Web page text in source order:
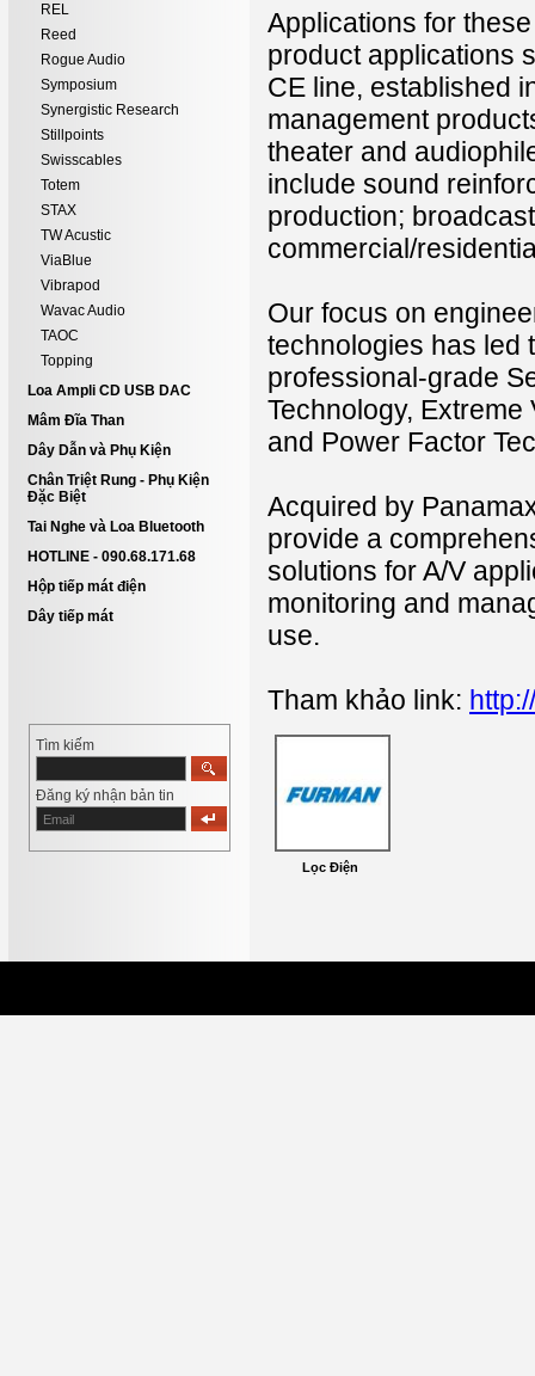
REL
Reed
Rogue Audio
Symposium
Synergistic Research
Stillpoints
Swisscables
Totem
STAX
TW Acustic
ViaBlue
Vibrapod
Wavac Audio
TAOC
Topping
Loa Ampli CD USB DAC
Mâm Đĩa Than
Dây Dẫn và Phụ Kiện
Chân Triệt Rung - Phụ Kiện
Đặc Biệt
Tai Nghe và Loa Bluetooth
HOTLINE - 090.68.171.68
Hộp tiếp mát điện
Dây tiếp mát
Tìm kiếm
Đăng ký nhận bản tin
Applications for
product applications
CE line, established
management
theater and
include sound
production;
commercial/
Our focus on
technologies has led
professional-grade
Technology,
and Power Factor
Acquired by
provide a
solutions for A/V
monitoring and
use.
Tham khảo link:
Lọc Điện